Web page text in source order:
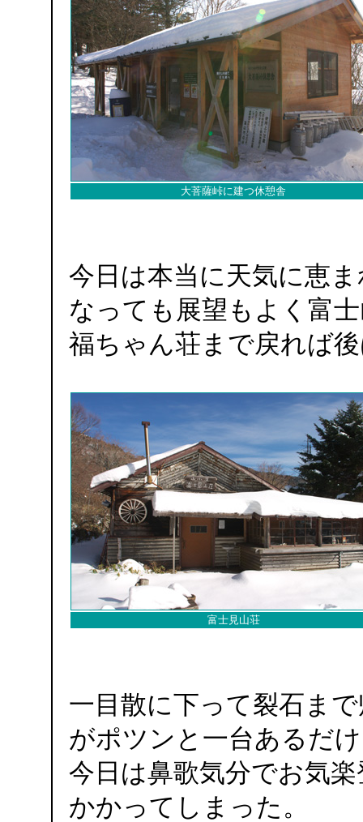
大菩薩峠に建つ休憩舎
今日は本当に天気に恵
なっても展望もよく富
福ちゃん荘まで戻れば
富士見山荘
一目散に下って裂石ま
がポツンと一台あるだ
今日は鼻歌気分でお気
かかってしまった。